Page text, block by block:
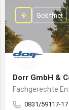
Dorr GmbH &
0831/59117-17
Geöffnet